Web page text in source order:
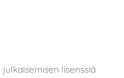
lisenssiä